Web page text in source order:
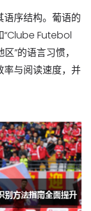
序结构。葡语的
“Clube Futebol
”的语言习惯，
率与阅读速度，并